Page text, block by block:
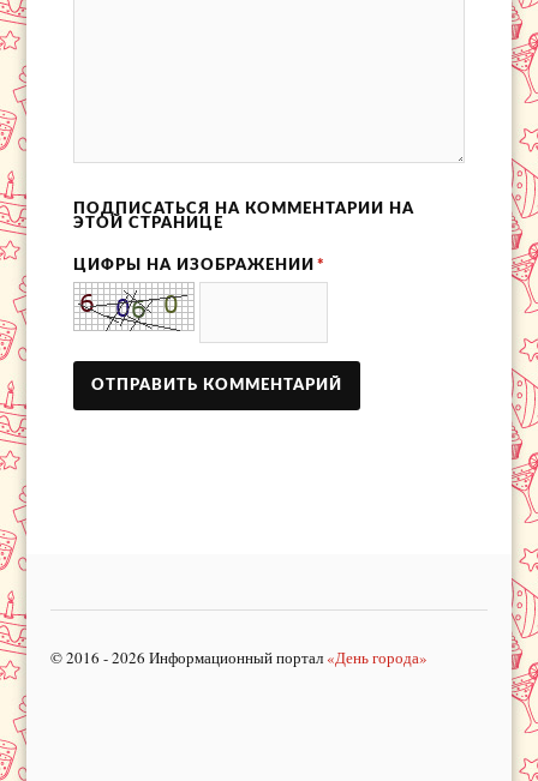
ПОДПИСАТЬСЯ НА КОММЕНТАРИИ НА
ЭТОЙ СТРАНИЦЕ
ЦИФРЫ НА ИЗОБРАЖЕНИИ *
© 2016 - 2026 Информационный портал «День города»